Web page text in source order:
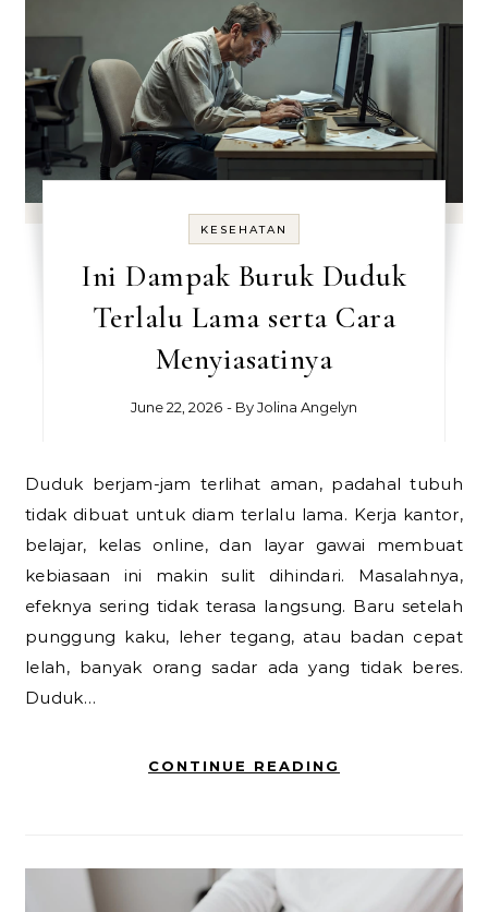
KESEHATAN
Ini Dampak Buruk Duduk
Terlalu Lama serta Cara
Menyiasatinya
June 22, 2026 - ByJolina Angelyn
Duduk berjam-jam terlihat aman, padahal tubuh
tidak dibuat untuk diam terlalu lama. Kerja kantor,
belajar, kelas online, dan layar gawai membuat
kebiasaan ini makin sulit dihindari. Masalahnya,
efeknya sering tidak terasa langsung. Baru setelah
punggung kaku, leher tegang, atau badan cepat
lelah, banyak orang sadar ada yang tidak beres.
Duduk…
CONTINUE READING